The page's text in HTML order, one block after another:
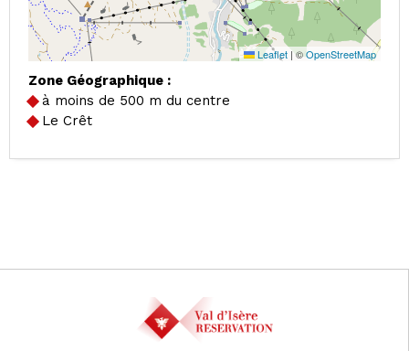
Leaflet | ©OpenStreetMap
Zone Géographique :
à moins de 500 m du centre
Le Crêt